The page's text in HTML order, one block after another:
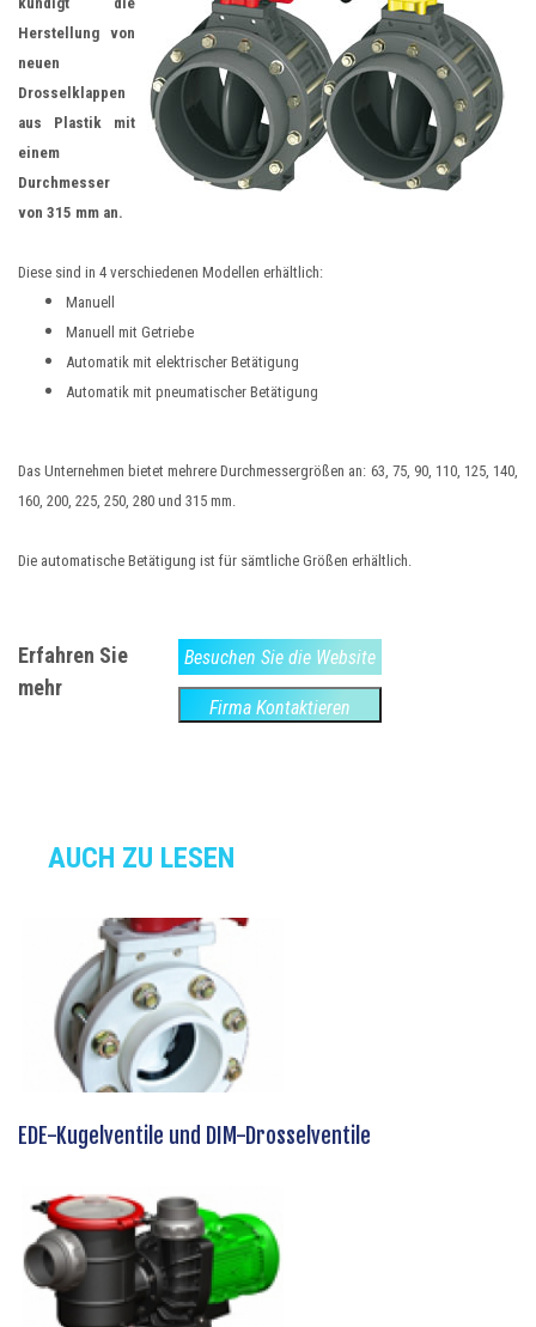
Herstellung von
neuen
Drosselklappen
aus Plastik mit
einem
Durchmesser
von 315 mm an.
Diese sind in 4 verschiedenen Modellen erhältlich:
Manuell
Manuell mit Getriebe
Automatik mit elektrischer Betätigung
Automatik mit pneumatischer Betätigung
Das Unternehmen bietet mehrere Durchmessergrößen an: 63, 75, 90, 110, 125, 140,
160, 200, 225, 250, 280 und 315 mm.
Die automatische Betätigung ist für sämtliche Größen erhältlich.
Erfahren Sie
mehr
Besuchen Sie die Website
Firma Kontaktieren
AUCH ZU LESEN
EDE-Kugelventile und DIM-Drosselventile